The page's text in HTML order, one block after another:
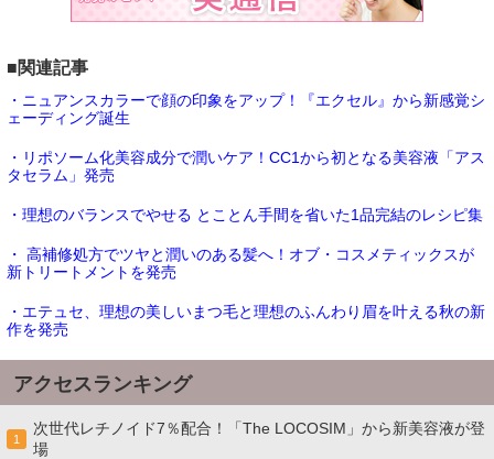
■関連記事
・ニュアンスカラーで顔の印象をアップ！『エクセル』から新感覚シ
ェーディング誕生
・リポソーム化美容成分で潤いケア！CC1から初となる美容液「アス
タセラム」発売
・理想のバランスでやせる とことん手間を省いた1品完結のレシピ集
・ 高補修処方でツヤと潤いのある髪へ！オブ・コスメティックスが
新トリートメントを発売
・エテュセ、理想の美しいまつ毛と理想のふんわり眉を叶える秋の新
作を発売
アクセスランキング
1
次世代レチノイド7％配合！「The LOCOSIM」から新美容液が登
場